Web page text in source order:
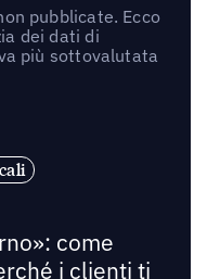
pubblicate. Ecco
dei dati di
più sottovalutata
come
i clienti ti